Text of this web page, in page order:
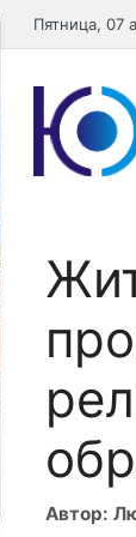
Пятница, 07
Автор: